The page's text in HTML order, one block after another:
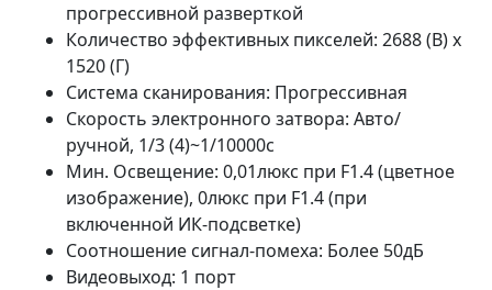
прогрессивной разверткой
Количество эффективных пикселей: 2688 (В) x
1520 (Г)
Система сканирования: Прогрессивная
Скорость электронного затвора: Авто/
ручной, 1/3 (4)~1/10000с
Мин. Освещение: 0,01люкс при F1.4 (цветное
изображение), 0люкс при F1.4 (при
включенной ИК-подсветке)
Соотношение сигнал-помеха: Более 50дБ
Видеовыход: 1 порт